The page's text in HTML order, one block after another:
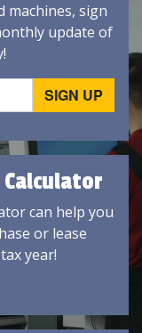
machines, sign
update of
can help you
or lease
year!